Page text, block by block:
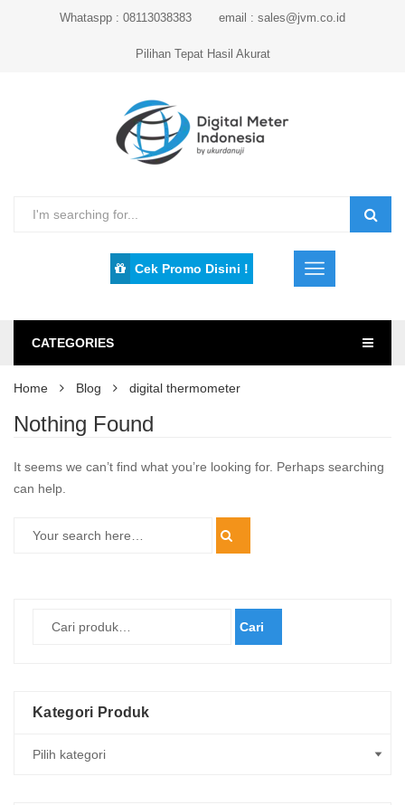
Whataspp : 08113038383 email : sales@jvm.co.id
Pilihan Tepat Hasil Akurat
Cek Promo Disini !
CATEGORIES
Home Blog digital thermometer
Nothing Found
It seems we can’t find what you’re looking for. Perhaps searching
can help.
Cari
Kategori Produk